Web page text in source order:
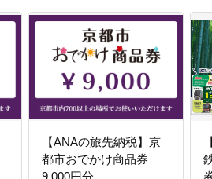
【ANAの旅先納税】京
都市おでかけ商品券